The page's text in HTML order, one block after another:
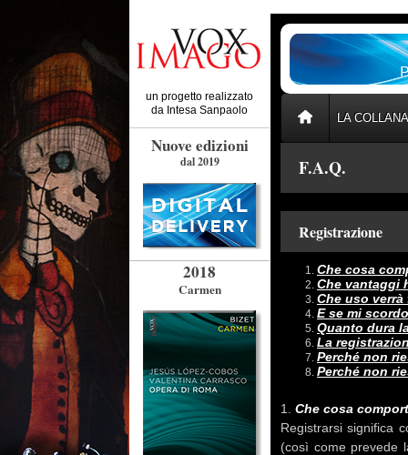
un progetto realizzato
da Intesa Sanpaolo
Nuove edizioni
dal 2019
2018
Carmen
LA COLLANA
F.A.Q.
Registrazione
Che cosa
Che vantaggi
Che uso
E se mi
Quanto dura
La
Perché non
Perché non
1.
Che cosa
Registrarsi significa
(così come prevede